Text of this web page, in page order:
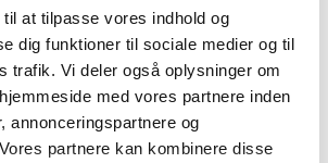
at tilpasse vores indhold og
dig funktioner til sociale medier og til
trafik. Vi deler også oplysninger om
med vores partnere inden
annonceringspartnere og
partnere kan kombinere disse
bliver klædt på til at
egne valg. Kort film
gå til konfirmations-
forberedelse.